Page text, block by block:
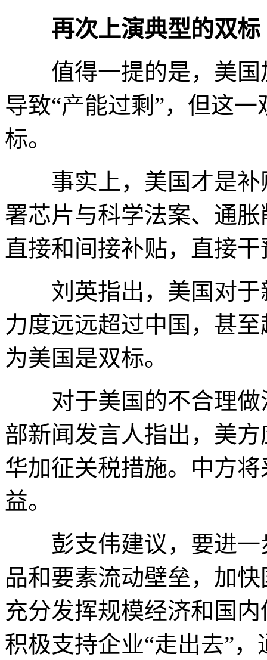
再次上演典型的双标
值得一提的是，美国
导致“产能过剩”，但这
标。
事实上，美国才是补
署芯片与科学法案、通
直接和间接补贴，直接
刘英指出，美国对于
力度远远超过中国，甚
为美国是双标。
对于美国的不合理做
部新闻发言人指出，美
华加征关税措施。中方
益。
彭支伟建议，要进一
品和要素流动壁垒，加
充分发挥规模经济和国
积极支持企业“走出去”